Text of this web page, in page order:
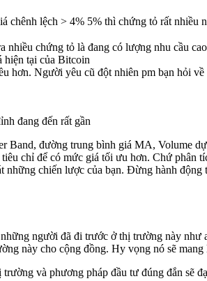
lệch > 4% 5% thì chứng tỏ rất
chứng tỏ là đang có lượng nhu cầu
hiện tại của Bitcoin
hơn. Người yêu cũ đột nhiên pm bạn hỏi
đang đến rất gần
đường trung bình giá MA, Volume
chỉ để có mức giá tối ưu hơn. Chứ phân
chiến lược của bạn. Đừng hành
người đã đi trước ở thị trường này
này cho cộng đồng. Hy vọng nó sẽ
và phương pháp đầu tư đúng đắn sẽ